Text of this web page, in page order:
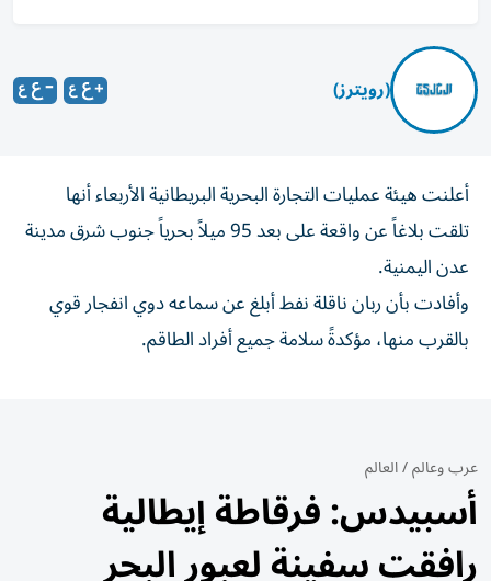
(رويترز)
أعلنت هيئة ​عمليات ⁠التجارة البحرية ‌البريطانية الأربعاء أنها
تلقت ‌بلاغاً عن واقعة ⁠على بعد 95 ميلاً بحرياً جنوب شرق مدينة
عدن ​اليمنية.
وأفادت بأن ‌ربان ناقلة نفط أبلغ ⁠عن سماعه دوي انفجار قوي
بالقرب ​منها، ‌مؤكدةً ‌سلامة جميع أفراد الطاقم.
عرب وعالم/العالم
أسبيدس: فرقاطة إيطالية
رافقت سفينة لعبور البحر